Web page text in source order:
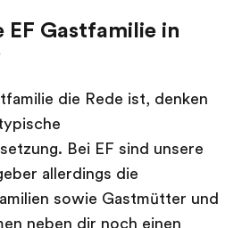
EF Gastfamilie in
die Rede ist, denken
Bei EF sind unsere
allerdings die
sowie Gastmütter und
neben dir noch einen